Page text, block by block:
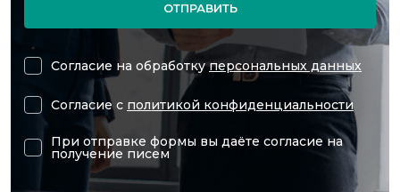
ОТПРАВИТЬ
Согласие на обработкуперсональных данных
Согласие с политикой конфиденциальности
При отправке формы вы даёте согласие на
получение писем